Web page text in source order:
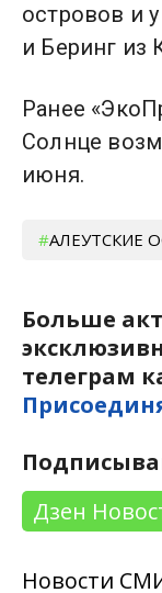
островов и
и Беринг из
Ранее
Солнце
июня.
АЛЕУТСКИЕ
Больше
телеграм
Дзен
Новости